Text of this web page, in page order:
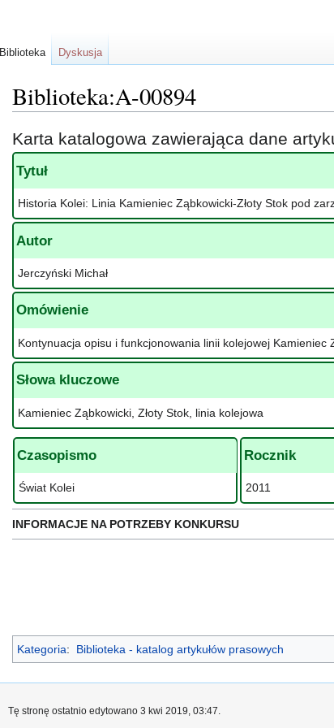
Biblioteka:A-00894
Przejdź
do
nawigacji
Przejdź
do
wyszukiwania
Karta katalogowa zawierająca dane
Tytuł
Historia Kolei: Linia Kamieniec Ząbkowicki-Złoty Stok pod
Autor
Jerczyński Michał
Omówienie
Kontynuacja opisu i funkcjonowania linii kolejowej
Słowa kluczowe
Kamieniec Ząbkowicki, Złoty Stok, linia kolejowa
Czasopismo
Świat Kolei
Rocznik
2011
INFORMACJE NA POTRZEBY KONKURSU
Kategoria: Biblioteka - katalog artykułów prasowych
Biblioteka Dyskusja
Tę stronę ostatnio edytowano 3 kwi 2019, 03:47.